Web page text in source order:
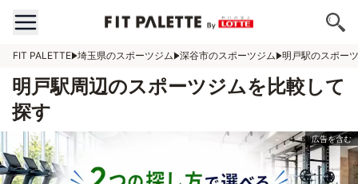
FIT PALETTE 埼玉県のスポーツジム 深谷市のスポーツジム 明戸駅のスポー
明戸駅周辺のスポーツジムを比較して
探す